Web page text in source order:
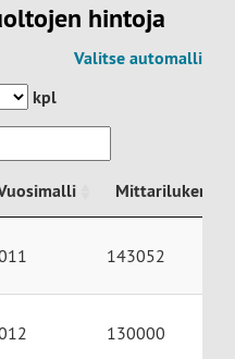
hintoja
Valitse automalli
kpl
Mittarilukema
143052
130000